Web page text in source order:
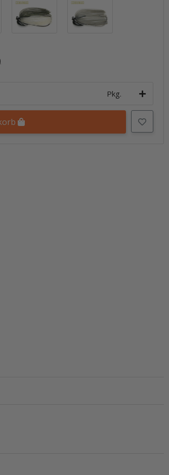
Green Pumpkin TigerSilver Flash Minnow
Pkg.